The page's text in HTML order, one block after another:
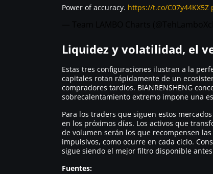
Power of accuracy. https://t.co/C07y44KX5Z
Liquidez y volatilidad, el
Estas tres configuraciones ilustran a la
capitales rotan rápidamente de un
compradores tardíos. BIANRENSHENG
sobrecalentamiento extremo impone una
Para los traders que siguen estos
en los próximos días. Los activos que
de volumen serán los que recompensen
impulsivos, como ocurre en cada ciclo.
sigue siendo el mejor filtro disponible
Fuentes: